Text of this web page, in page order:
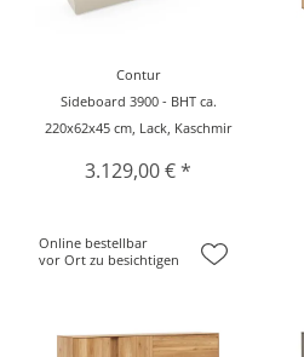
Contur
Sideboard 3900 - BHT ca.
220x62x45 cm, Lack, Kaschmir
3.129,00 € *
Online bestellbar
vor Ort zu besichtigen